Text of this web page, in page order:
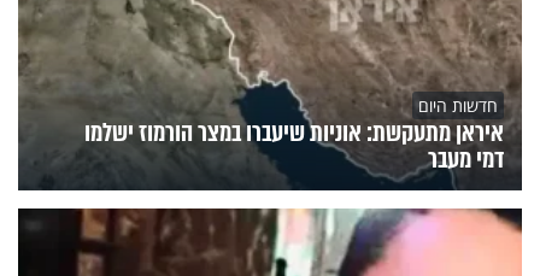
חדשות היום
איראן מתעקשת: אוניות שיעברו במצר הורמוז ישלמו
דמי מעבר